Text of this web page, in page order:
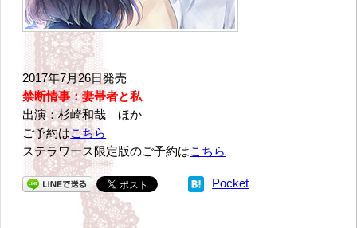
2017年7月26日発売
禁断情事：妻帯者と私
出演：杉崎和哉 ほか
ご予約はこちら
ステラワース限定版のご予約はこちら
Pocket